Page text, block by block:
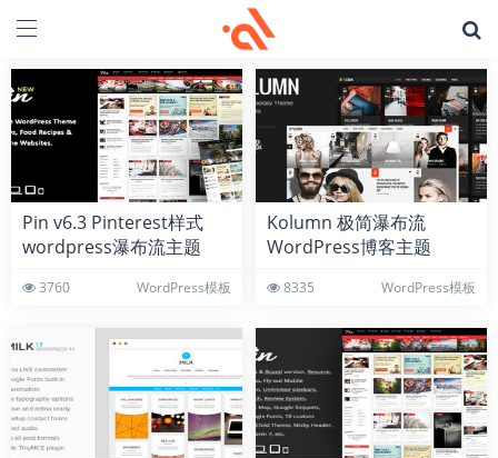
Pin v6.3 Pinterest样式
wordpress瀑布流主题
3760 WordPress模板
Kolumn 极简瀑布流
WordPress博客主题
8335 WordPress模板